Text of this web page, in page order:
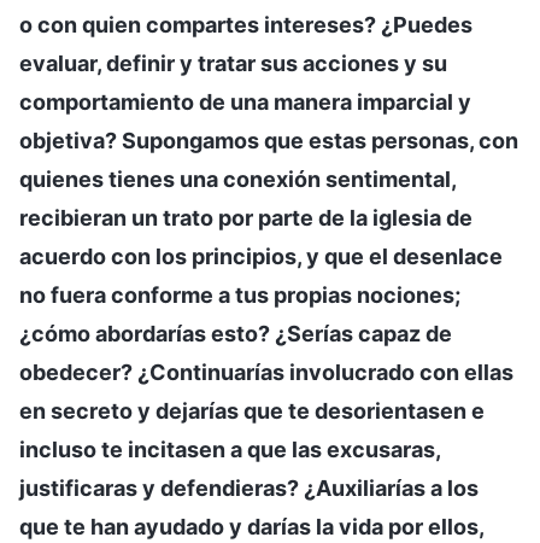
o con quien compartes intereses? ¿Puedes
evaluar, definir y tratar sus acciones y su
comportamiento de una manera imparcial y
objetiva? Supongamos que estas personas, con
quienes tienes una conexión sentimental,
recibieran un trato por parte de la iglesia de
acuerdo con los principios, y que el desenlace
no fuera conforme a tus propias nociones;
¿cómo abordarías esto? ¿Serías capaz de
obedecer? ¿Continuarías involucrado con ellas
en secreto y dejarías que te desorientasen e
incluso te incitasen a que las excusaras,
justificaras y defendieras? ¿Auxiliarías a los
que te han ayudado y darías la vida por ellos,